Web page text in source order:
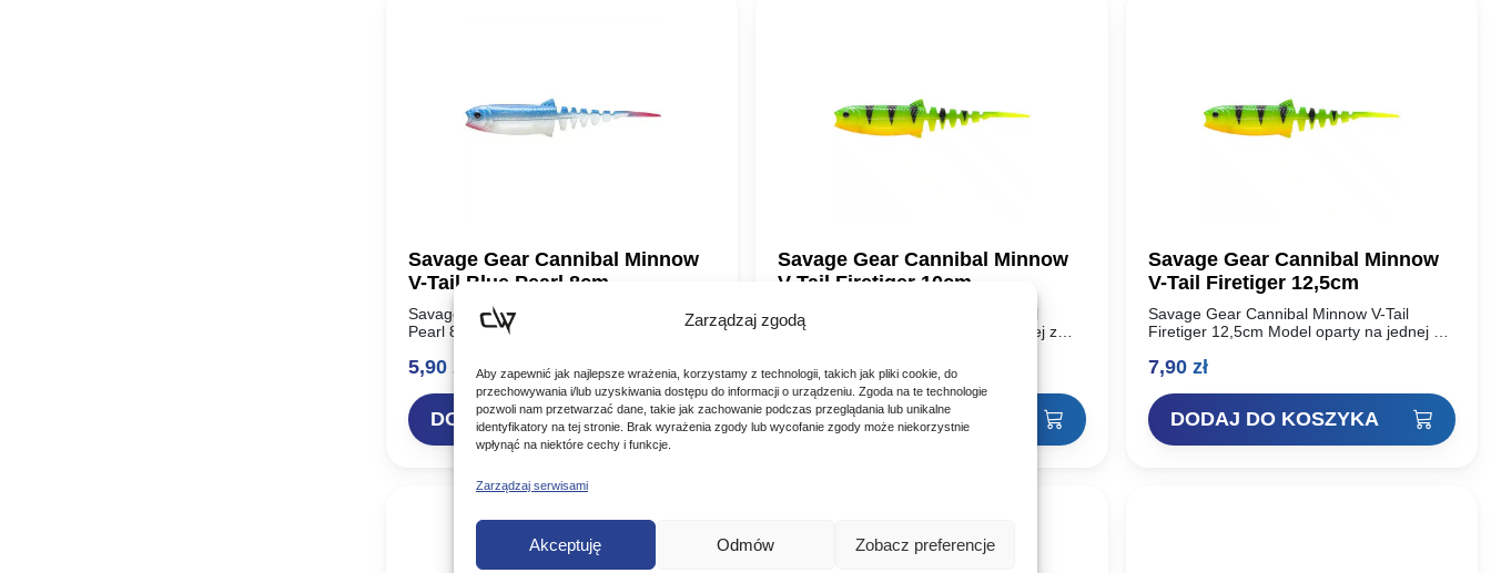
Zarządzaj zgodą
Aby zapewnić jak najlepsze wrażenia, korzystamy z technologii, takich jak pliki cookie, do
przechowywania i/lub uzyskiwania dostępu do informacji o urządzeniu. Zgoda na te technologie
pozwoli nam przetwarzać dane, takie jak zachowanie podczas przeglądania lub unikalne
identyfikatory na tej stronie. Brak wyrażenia zgody lub wycofanie zgody może niekorzystnie
wpłynąć na niektóre cechy i funkcje.
Zarządzaj serwisami
Akceptuję Odmów Zobacz preferencje
Savage Gear Cannibal Minnow
V-Tail Blue Pearl 8cm
Savage Gear Cannibal Minnow V-Tail Blue
Pearl 8cm Model oparty na jednej z
historii – Savage Gear Cannibal Shad.
Unikalny…
5,90 zł
DODAJ DO KOSZYKA
Savage Gear Cannibal Minnow
V-Tail Firetiger 10cm
Savage Gear Cannibal Minnow V-Tail
Firetiger 10cm Model oparty na jednej z
historii – Savage Gear Cannibal Shad.
Unikalny kształt…
6,90 zł
DODAJ DO KOSZYKA
Savage Gear Cannibal Minnow
V-Tail Firetiger 12,5cm
Savage Gear Cannibal Minnow V-Tail
Firetiger 12,5cm Model oparty na jednej z
historii – Savage Gear Cannibal Shad.
7,90 zł
DODAJ DO KOSZYKA